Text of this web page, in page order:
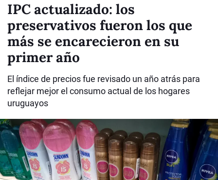
IPC actualizado: los
preservativos fueron los que
más se encarecieron en su
primer año
El índice de precios fue revisado un año atrás para
reflejar mejor el consumo actual de los hogares
uruguayos